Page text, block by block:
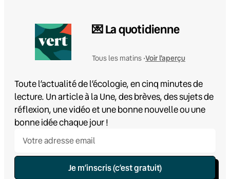
💌 La quotidienne
Tous les matins •Voir l'aperçu
Toute l’actualité de l’écologie, en cinq minutes de
lecture. Un article à la Une, des brèves, des sujets de
réflexion, une vidéo et une bonne nouvelle ou une
bonne idée chaque jour !
Je m’inscris (c’est gratuit)